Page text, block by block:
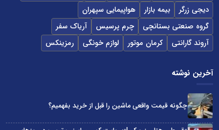
دیجی زرگر
بیمه بازار
هواپیمایی سپهران
گروه صنعتی بستانچی
چرم پرسیس
آریاک سفر
آروند گارانتی
کرمان موتور لوازم خونگی رمزینکس
آخرین نوشته
چگونه قیمت واقعی ماشین را قبل از خرید بفهمیم؟